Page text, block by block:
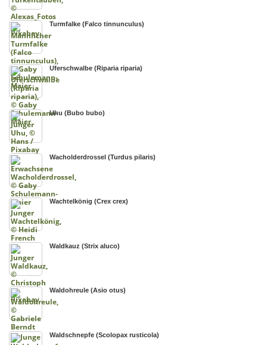
Turmfalke (Falco tinnunculus)
Uferschwalbe (Riparia riparia)
Uhu (Bubo bubo)
Wacholderdrossel (Turdus pilaris)
Wachtelkönig (Crex crex)
Waldkauz (Strix aluco)
Waldohreule (Asio otus)
Waldschnepfe (Scolopax rusticola)